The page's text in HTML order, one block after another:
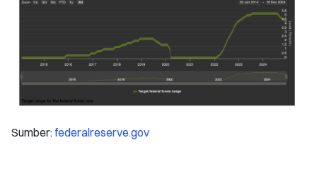
Sumber: federalreserve.gov